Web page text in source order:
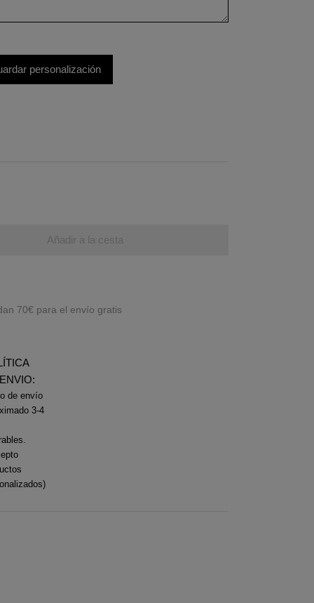
personalización
Añadir a la cesta
70€ para el envío gratis
de envío
3-4